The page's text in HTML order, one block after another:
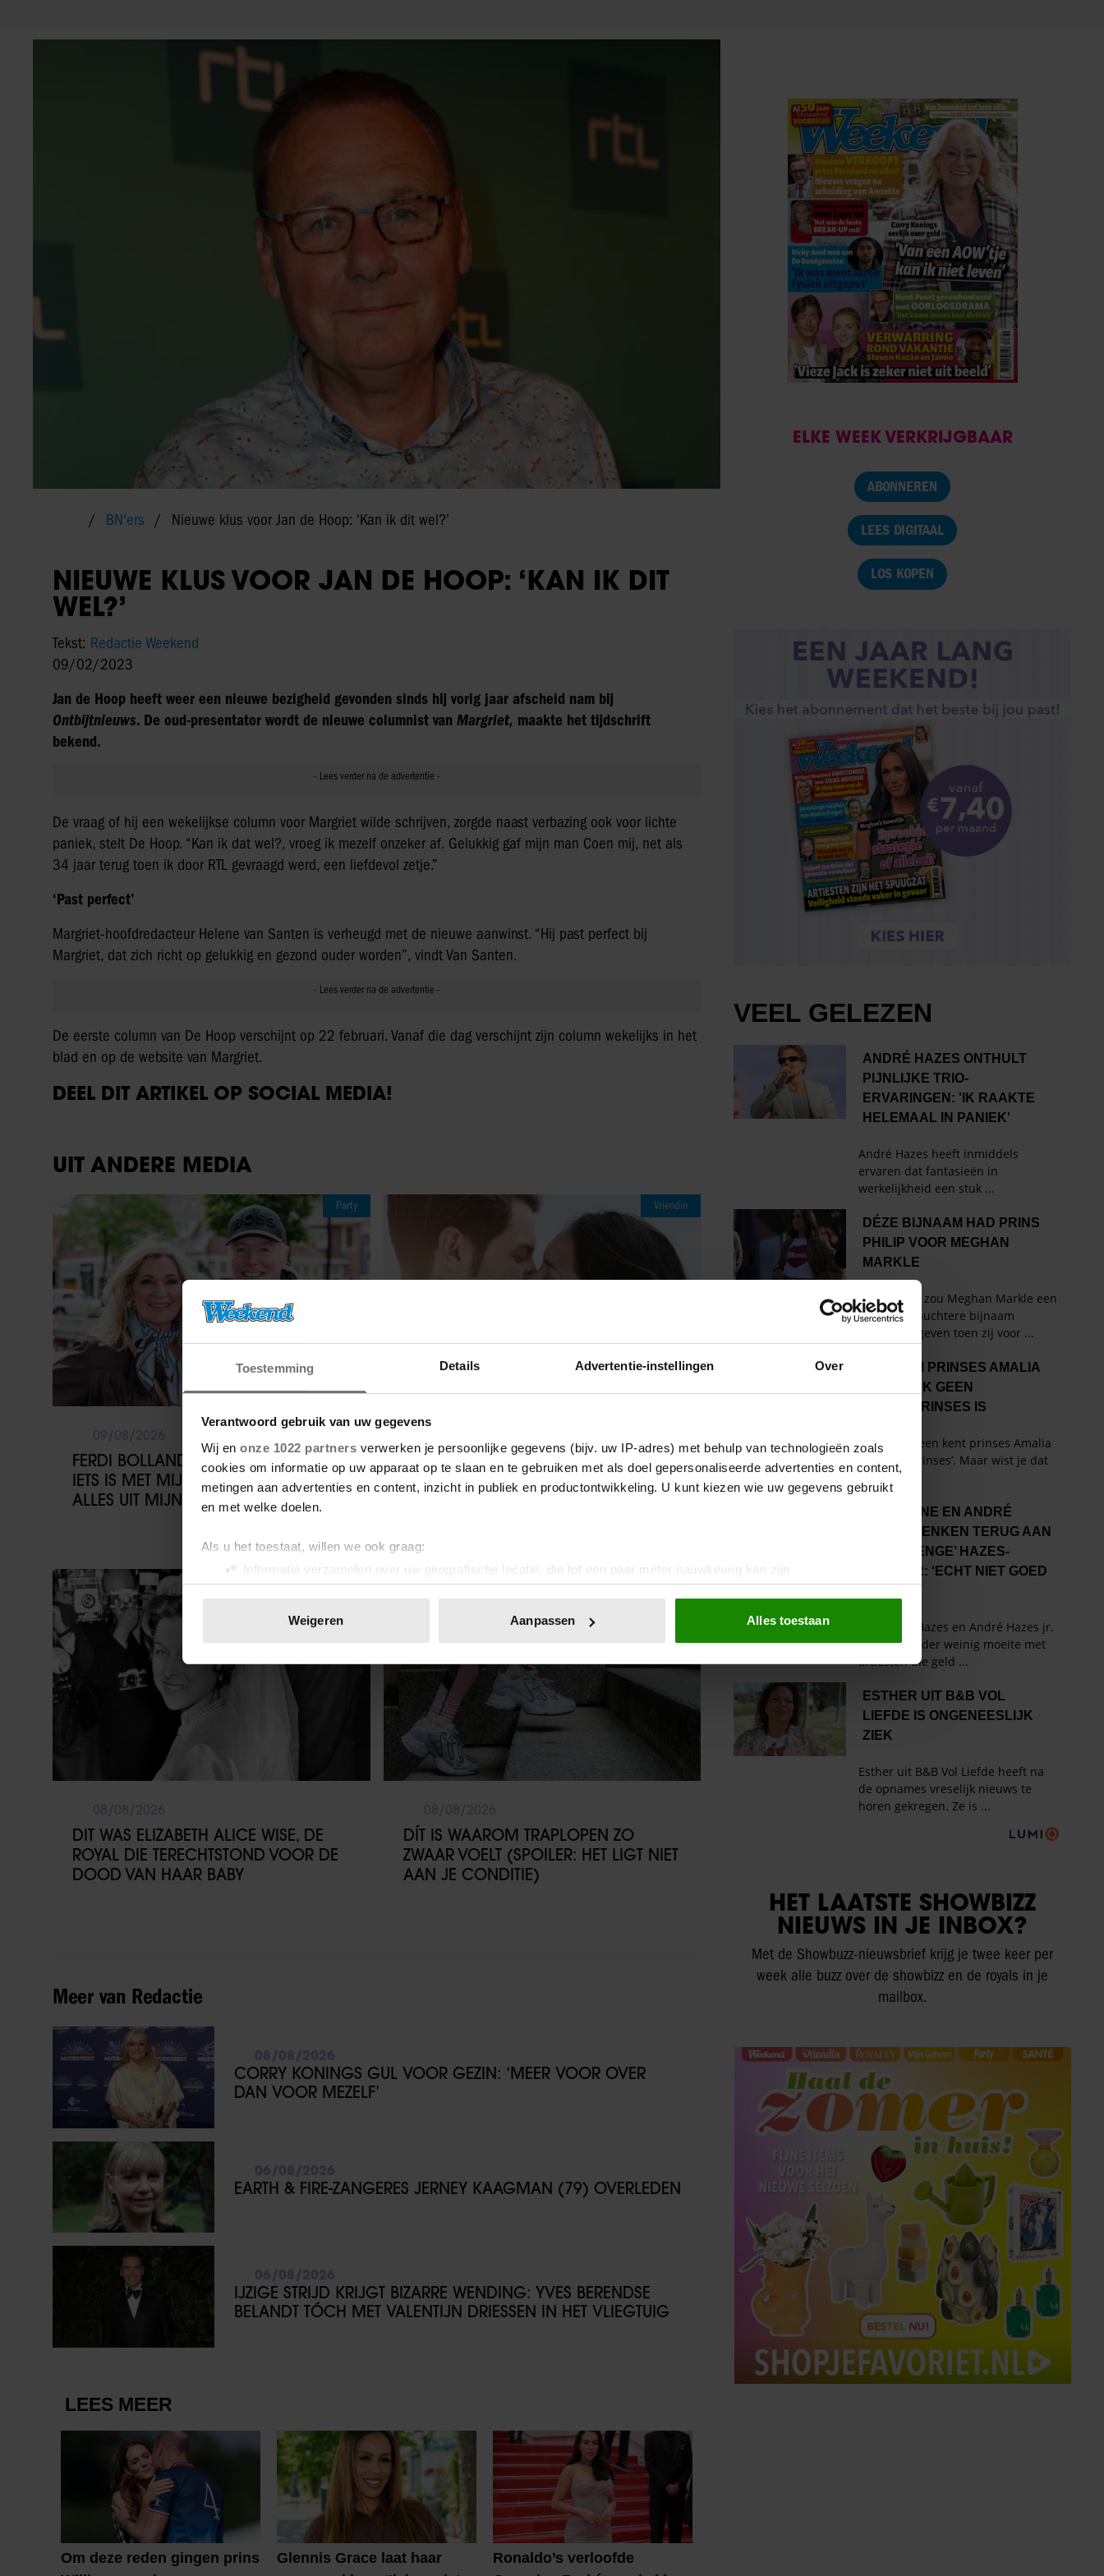
Toestemming Details Advertentie-instellingen Over
Verantwoord gebruik van uw gegevens
Wij en onze 1022 partners verwerken je persoonlijke gegevens (bijv. uw IP-adres) met behulp van technologieën zoals
cookies om informatie op uw apparaat op te slaan en te gebruiken met als doel gepersonaliseerde advertenties en content,
metingen aan advertenties en content, inzicht in publiek en productontwikkeling. U kunt kiezen wie uw gegevens gebruikt
en met welke doelen.
Als u het toestaat, willen we ook graag:
Informatie verzamelen over uw geografische locatie, die tot een paar meter nauwkeurig kan zijn
Uw apparaat identificeren door het actief te scannen op specifieke eigenschappen (fingerprinting)
toestemming op elk moment wijzigen of intrekken in de Cookieverklaring.
We gebruiken cookies om content en advertenties te personaliseren, om functies voor social media te bieden en om ons
websiteverkeer te analyseren. Ook delen we informatie over uw gebruik van onze site met onze partners voor social
media, adverteren en analyse. Deze partners kunnen deze gegevens combineren met andere informatie die u aan ze heeft
verstrekt of die ze hebben verzameld op basis van uw gebruik van hun services. U gaat akkoord met onze cookies als u
Weigeren Aanpassen Alles toestaan
BN'ers Nieuwe klus voor Jan de Hoop: ‘Kan ik dit wel?’
NIEUWE KLUS VOOR JAN DE HOOP: ‘KAN IK DIT
WEL?’
Tekst: Redactie Weekend
09/02/2023
Jan de Hoop heeft weer een nieuwe bezigheid gevonden sinds hij vorig jaar afscheid nam bij
Ontbijtnieuws. De oud-presentator wordt de nieuwe columnist van Margriet, maakte het tijdschrift
bekend.
De vraag of hij een wekelijkse column voor Margriet wilde schrijven, zorgde naast verbazing ook voor lichte
paniek, stelt De Hoop. “Kan ik dat wel?, vroeg ik mezelf onzeker af. Gelukkig gaf mijn man Coen mij, net als
34 jaar terug toen ik door RTL gevraagd werd, een liefdevol zetje.”
‘Past perfect’
Margriet-hoofdredacteur Helene van Santen is verheugd met de nieuwe aanwinst. “Hij past perfect bij
Margriet, dat zich richt op gelukkig en gezond ouder worden”, vindt Van Santen.
De eerste column van De Hoop verschijnt op 22 februari. Vanaf die dag verschijnt zijn column wekelijks in het
blad en op de website van Margriet.
DEEL DIT ARTIKEL OP SOCIAL MEDIA!
UIT ANDERE MEDIA
Party
FERDI BOLLAND OVER GELUK: “ALS ER
IETS IS MET MIJN GEZIN, GOOI IK
ALLES UIT MIJN AGENDA”
Vriendin
RACHÉL HAD EEN SPANNENDE DATE:
‘PAS TOEN HIJ DE DEUR UIT WAS,
BESEFTE IK WAT ER ECHT WAS
DIT WAS ELIZABETH ALICE WISE, DE
ROYAL DIE TERECHTSTOND VOOR DE
DOOD VAN HAAR BABY
DÍT IS WAAROM TRAPLOPEN ZO
ZWAAR VOELT (SPOILER: HET LIGT NIET
AAN JE CONDITIE)
Meer van Redactie
CORRY KONINGS GUL VOOR GEZIN: ‘MEER VOOR OVER
DAN VOOR MEZELF’
EARTH & FIRE-ZANGERES JERNEY KAAGMAN (79) OVERLEDEN
IJZIGE STRIJD KRIJGT BIZARRE WENDING: YVES BERENDSE
BELANDT TÓCH MET VALENTIJN DRIESSEN IN HET VLIEGTUIG
ELKE WEEK VERKRIJGBAAR
ABONNEREN
LEES DIGITAAL
LOS KOPEN
HET LAATSTE SHOWBIZZ
NIEUWS IN JE INBOX?
Met de Showbuzz-nieuwsbrief krijg je twee keer per
week alle buzz over de showbizz en de royals in je
mailbox.